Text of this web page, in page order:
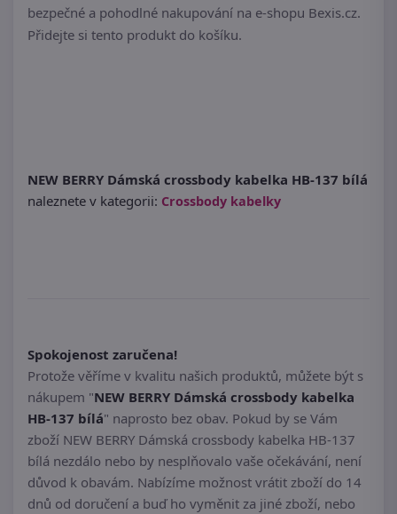
bezpečné a pohodlné nakupování na e-shopu Bexis.cz.
Přidejte si tento produkt do košíku.
NEW BERRY Dámská crossbody kabelka HB-137 bílá
naleznete v kategorii: Crossbody kabelky
Spokojenost zaručena!
Protože věříme v kvalitu našich produktů, můžete být s
nákupem "NEW BERRY Dámská crossbody kabelka
HB-137 bílá" naprosto bez obav. Pokud by se Vám
zboží NEW BERRY Dámská crossbody kabelka HB-137
bílá nezdálo nebo by nesplňovalo vaše očekávání, není
důvod k obavám. Nabízíme možnost vrátit zboží do 14
dnů od doručení a buď ho vyměnit za jiné zboží, nebo